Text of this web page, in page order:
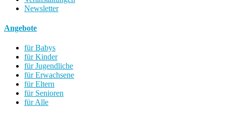
Newsletter
Angebote
für Babys
für Kinder
für Jugendliche
für Erwachsene
für Eltern
für Senioren
für Alle